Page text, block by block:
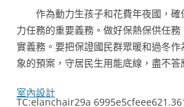
作為動力生孩子和花費年夜國，
力任務的重要義務。做好保熱保供任
實義務。要把保證國民群眾暖和過冬
象的預案，守居民生用能底線，盡不答
室內設計
TC:elanchair29a